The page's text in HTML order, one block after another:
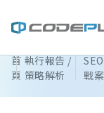
ChooWe AI仿生客
首
頁
執行報告 /
策略解析
戰